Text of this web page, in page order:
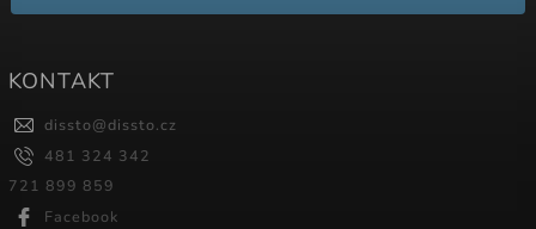
KONTAKT
dissto@dissto.cz
481 324 342
721 899 859
Facebook